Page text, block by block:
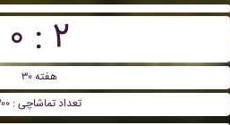
۰ : ۲
هفته ۳۰
تعداد تماشاچی : ۲۰۰